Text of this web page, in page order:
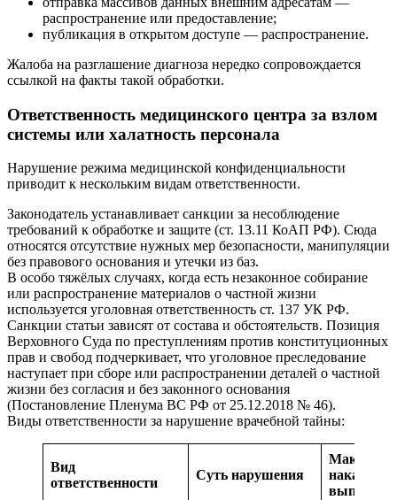
распространение или предоставление;
публикация в открытом доступе — распространение.
Жалоба на разглашение диагноза нередко сопровождается
ссылкой на факты такой обработки.
Ответственность медицинского центра за взлом
системы или халатность персонала
Нарушение режима медицинской конфиденциальности
приводит к нескольким видам ответственности.
Законодатель устанавливает санкции за несоблюдение
требований к обработке и защите (ст. 13.11 КоАП РФ). Сюда
относятся отсутствие нужных мер безопасности, манипуляции
без правового основания и утечки из баз.
В особо тяжёлых случаях, когда есть незаконное собирание
или распространение материалов о частной жизни
используется уголовная ответственность ст. 137 УК РФ.
Санкции статьи зависят от состава и обстоятельств. Позиция
Верховного Суда по преступлениям против конституционных
прав и свобод подчеркивает, что уголовное преследование
наступает при сборе или распространении деталей о частной
жизни без согласия и без законного основания
(Постановление Пленума ВС РФ от 25.12.2018 № 46).
Виды ответственности за нарушение врачебной тайны:
Вид
ответственности
Суть нарушения
наказание
выплата